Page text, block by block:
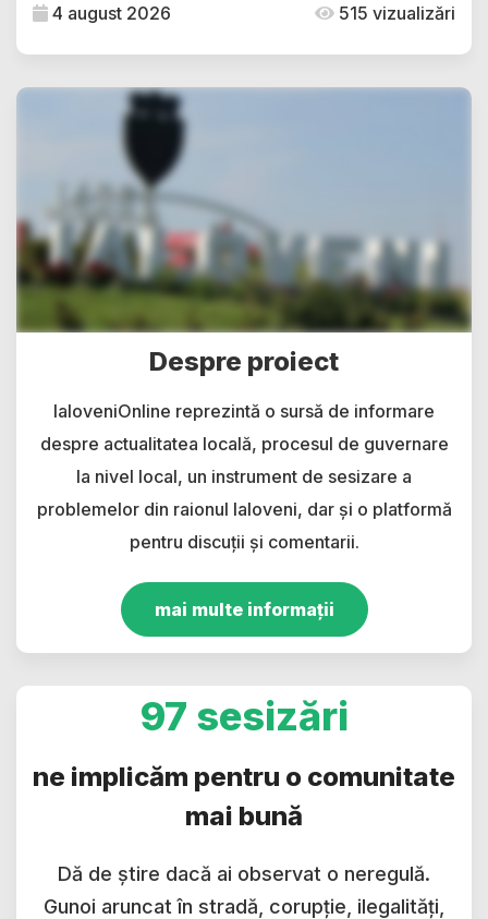
4 august 2026 515 vizualizări
Despre proiect
IaloveniOnline reprezintă o sursă de informare
despre actualitatea locală, procesul de guvernare
la nivel local, un instrument de sesizare a
problemelor din raionul Ialoveni, dar și o platformă
pentru discuții și comentarii.
mai multe informații
97 sesizări
ne implicăm pentru o comunitate
mai bună
Dă de știre dacă ai observat o neregulă.
Gunoi aruncat în stradă, corupție, ilegalități,